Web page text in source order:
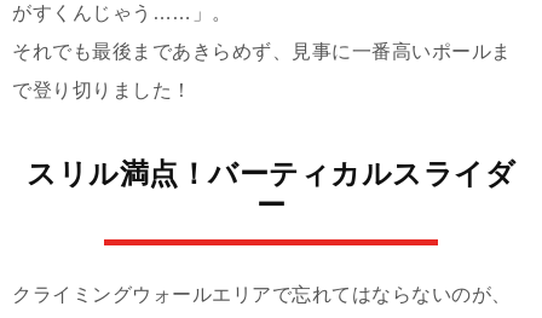
がすくんじゃう……」。
それでも最後まであきらめず、見事に一番高いポールま
で登り切りました！
スリル満点！バーティカルスライダ
ー
クライミングウォールエリアで忘れてはならないのが、